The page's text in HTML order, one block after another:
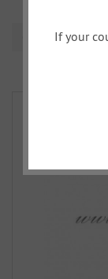
Ordinamento
If your